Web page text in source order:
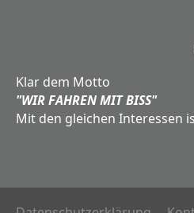
Klar dem Motto
"WIR FAHREN MIT BISS"
Mit den gleichen Interessen